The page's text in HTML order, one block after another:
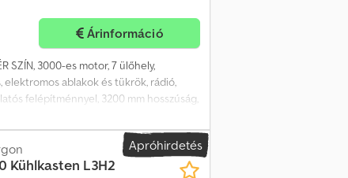
Árinformáció
SZÍN, 3000-es motor, 7 ülőhely,
ablakok és tükrök, rádió,
felépítménnyel, 3200 mm hosszúság,
Chedpfoxz Ad Ssx Ahrea
Apróhirdetés
Kühlkasten L3H2